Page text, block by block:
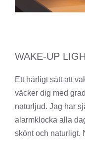
WAKE-UP
Ett härligt sätt att
väcker dig med
naturljud. Jag har
alarmklocka alla
skönt och naturligt.